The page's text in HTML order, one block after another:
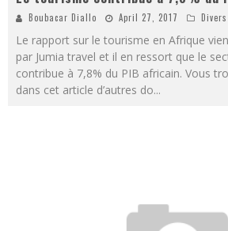
Boubacar Diallo April 27, 2017 Divers
Le rapport sur le tourisme en Afrique
par Jumia travel et il en ressort que le
contribue à 7,8% du PIB africain. Vous
dans cet article d’autres do...